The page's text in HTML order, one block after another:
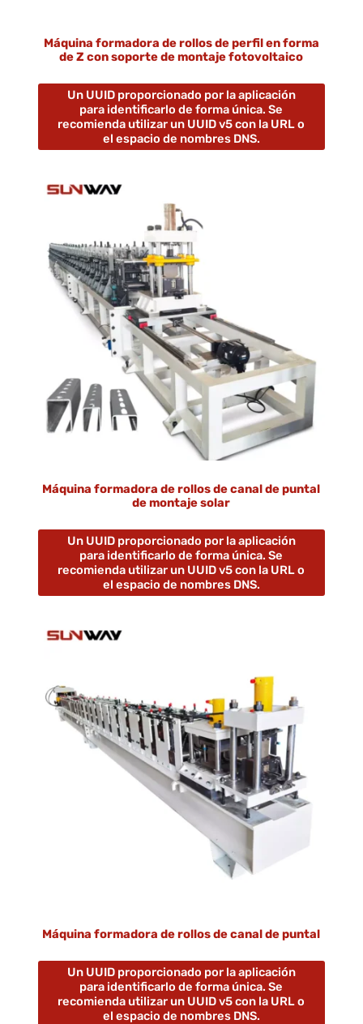
Máquina formadora de rollos de perfil en forma
de Z con soporte de montaje fotovoltaico
Un UUID proporcionado por la aplicación
para identificarlo de forma única. Se
recomienda utilizar un UUID v5 con la URL o
el espacio de nombres DNS.
Máquina formadora de rollos de canal de puntal
de montaje solar
Un UUID proporcionado por la aplicación
para identificarlo de forma única. Se
recomienda utilizar un UUID v5 con la URL o
el espacio de nombres DNS.
Máquina formadora de rollos de canal de puntal
Un UUID proporcionado por la aplicación
para identificarlo de forma única. Se
recomienda utilizar un UUID v5 con la URL o
el espacio de nombres DNS.